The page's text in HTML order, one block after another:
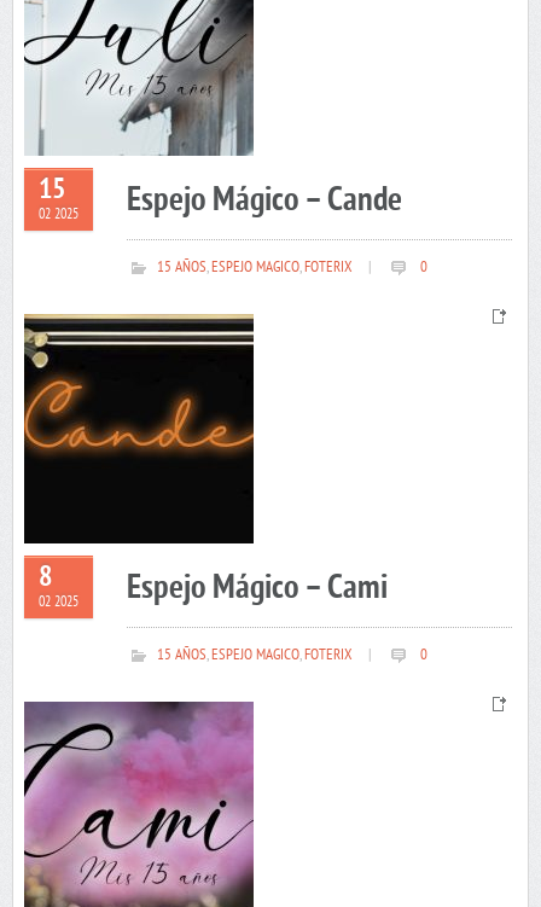
15
02 2025 Espejo Mágico – Cande
15 AÑOS,ESPEJO MAGICO,FOTERIX 0
8
02 2025 Espejo Mágico – Cami
15 AÑOS,ESPEJO MAGICO,FOTERIX 0